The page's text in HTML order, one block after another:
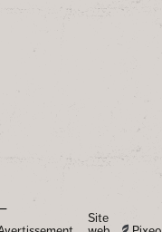
Site